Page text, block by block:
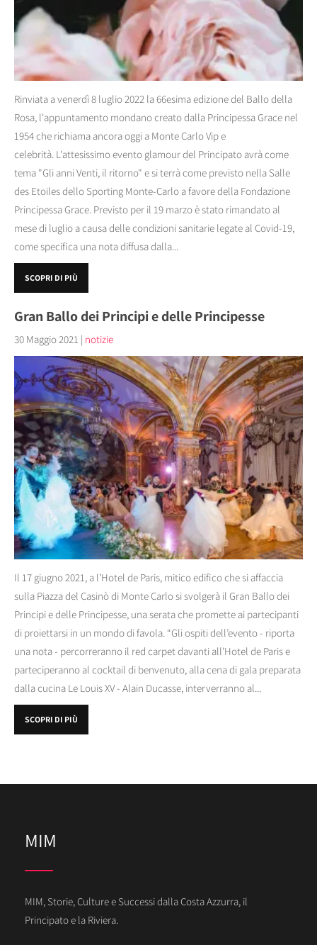
Rinviata a venerdì 8 luglio 2022 la 66esima edizione del Ballo della
Rosa, l'appuntamento mondano creato dalla Principessa Grace nel
1954 che richiama ancora oggi a Monte Carlo Vip e
celebrità. L'attesissimo evento glamour del Principato avrà come
tema "Gli anni Venti, il ritorno" e si terrà come previsto nella Salle
des Etoiles dello Sporting Monte-Carlo a favore della Fondazione
Principessa Grace. Previsto per il 19 marzo è stato rimandato al
mese di luglio a causa delle condizioni sanitarie legate al Covid-19,
come specifica una nota diffusa dalla...
SCOPRI DI PIÙ
Gran Ballo dei Principi e delle Principesse
30 Maggio 2021 | notizie
Il 17 giugno 2021, a l’Hotel de Paris, mitico edifico che si affaccia
sulla Piazza del Casinò di Monte Carlo si svolgerà il Gran Ballo dei
Principi e delle Principesse, una serata che promette ai partecipanti
di proiettarsi in un mondo di favola. “Gli ospiti dell’evento - riporta
una nota - percorreranno il red carpet davanti all’Hotel de Paris e
parteciperanno al cocktail di benvenuto, alla cena di gala preparata
dalla cucina Le Louis XV - Alain Ducasse, interverranno al...
SCOPRI DI PIÙ
MIM
MIM, Storie, Culture e Successi dalla Costa Azzurra, il
Principato e la Riviera.